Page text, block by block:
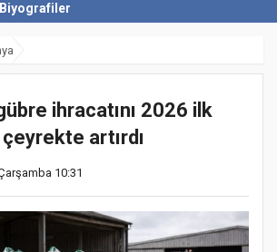
Biyografiler
ihracatını 2026 ilk
çeyrekte artırdı
10:31